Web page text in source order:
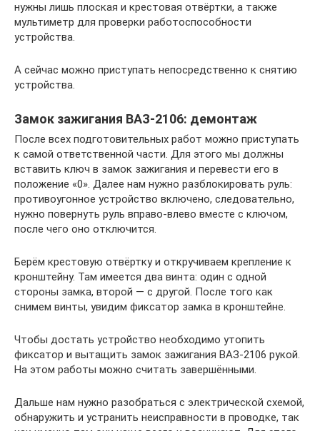
нужны лишь плоская и крестовая отвёртки, а также
мультиметр для проверки работоспособности
устройства.
А сейчас можно приступать непосредственно к снятию
устройства.
Замок зажигания ВАЗ-2106: демонтаж
После всех подготовительных работ можно приступать
к самой ответственной части. Для этого мы должны
вставить ключ в замок зажигания и перевести его в
положение «0». Далее нам нужно разблокировать руль:
противоугонное устройство включено, следовательно,
нужно повернуть руль вправо-влево вместе с ключом,
после чего оно отключится.
Берём крестовую отвёртку и откручиваем крепление к
кронштейну. Там имеется два винта: один с одной
стороны замка, второй — с другой. После того как
снимем винты, увидим фиксатор замка в кронштейне.
Чтобы достать устройство необходимо утопить
фиксатор и вытащить замок зажигания ВАЗ-2106 рукой.
На этом работы можно считать завершёнными.
Дальше нам нужно разобраться с электрической схемой,
обнаружить и устранить неисправности в проводке, так